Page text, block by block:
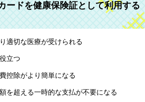
ードを健康保険証として利用する
適切な医療が受けられる
立つ
控除がより簡単になる
を超える一時的な支払が不要になる